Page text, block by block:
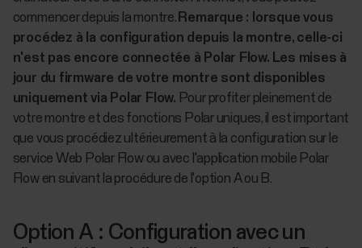
commencer depuis la montre. Remarque : lorsque vous
procédez à la configuration depuis la montre, celle-ci
n'est pas encore connectée à Polar Flow. Les mises à
jour du firmware de votre montre sont disponibles
uniquement via Polar Flow. Pour profiter pleinement de
votre montre et des fonctions Polar uniques, il est important
que vous procédiez ultérieurement à la configuration sur le
service Web Polar Flow ou avec l'application mobile Polar
Flow en suivant la procédure de l'option A ou B.
Option A : Configuration avec un